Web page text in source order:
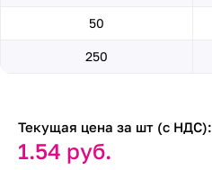
50
250
Текущая цена за шт (с НДС):
1.54 руб.